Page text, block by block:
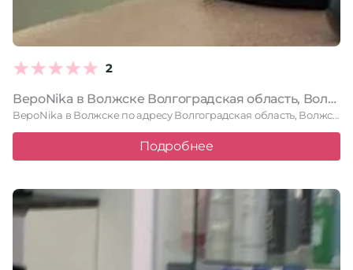
2
ВероNika в Волжске Волгоградская область, Волжский, проспект Дружбы, 107, 1 этаж
ВероNika в Волжске по адресу Волгоградская область, Волжский, проспект Дружбы, …
Подробнее